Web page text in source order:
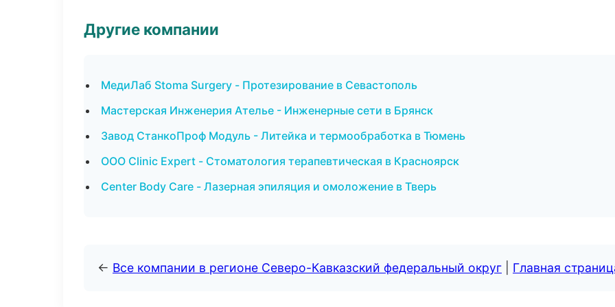
Другие компании
МедиЛаб Stoma Surgery - Протезирование в Севастополь
Мастерская Инженерия Ателье - Инженерные сети в Брянск
Завод СтанкоПроф Модуль - Литейка и термообработка в Тюмень
ООО Clinic Expert - Стоматология терапевтическая в Красноярск
Center Body Care - Лазерная эпиляция и омоложение в Тверь
← Все компании в регионе Северо-Кавказский федеральный округ Главная